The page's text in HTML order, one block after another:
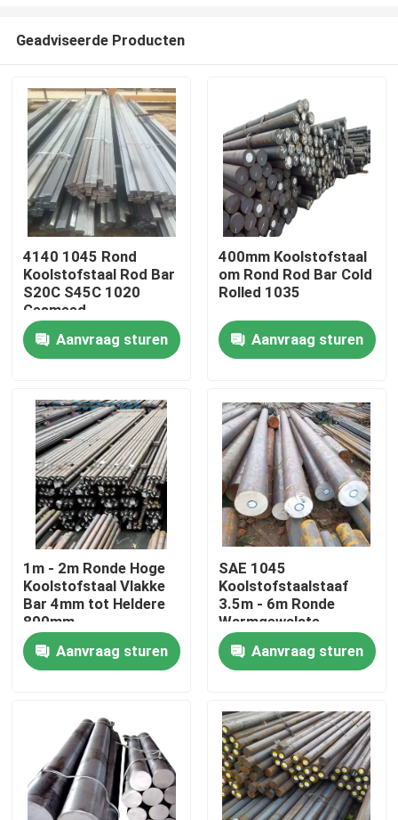
Huis
Producten
Ongeveer ons
Fabrieksreis
Kwaliteitscontrole
Contacteer ons
Verzoek om een Citaat
de plaat van het roestvrij staalmetaal
Het Blad van de Koolstofstaalplaat
Geadviseerde Producten
4140 1045 Rond
Koolstofstaal Rod Bar
S20C S45C 1020
Gesmeed
Koudgetrokken
Aanvraag sturen
400mm Koolstofstaal
om Rond Rod Bar Cold
Rolled 1035
Aanvraag sturen
1m - 2m Ronde Hoge
Koolstofstaal Vlakke
Bar 4mm tot Heldere
800mm
Aanvraag sturen
SAE 1045
Koolstofstaalstaaf
3.5m - 6m Ronde
Warmgewalste
Gesmede ASTM DIN
AISI Aanvraag sturen